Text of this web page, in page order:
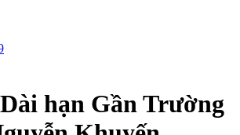
hạn Gần Trường